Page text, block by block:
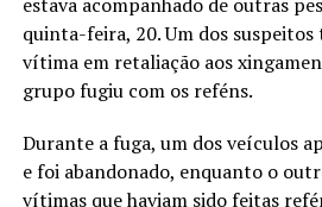
quinta-feira, 20. Um dos
vítima em retaliação aos
grupo fugiu com os reféns.
Durante a fuga, um dos veículos
e foi abandonado, enquanto o
vítimas que haviam sido feitas